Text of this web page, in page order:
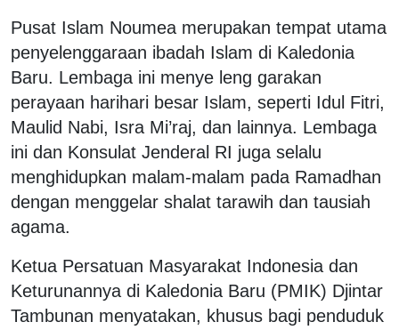
Pusat Islam Noumea merupakan tempat utama
penyelenggaraan ibadah Islam di Kaledonia
Baru. Lembaga ini menye leng garakan
perayaan harihari besar Islam, seperti Idul Fitri,
Maulid Nabi, Isra Mi’raj, dan lainnya. Lembaga
ini dan Konsulat Jenderal RI juga selalu
menghidupkan malam-malam pada Ramadhan
dengan menggelar shalat tarawih dan tausiah
agama.
Ketua Persatuan Masyarakat Indonesia dan
Keturunannya di Kaledonia Baru (PMIK) Djintar
Tambunan menyatakan, khusus bagi penduduk